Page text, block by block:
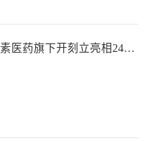
罗素医药旗下开刻立亮相24年浙江省医学会耳鼻咽喉头颈外科学术大会